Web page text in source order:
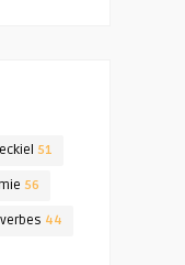
51
56
44